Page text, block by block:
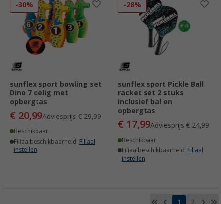
-30%
sunflex sport bowling set
Dino 7 delig met
opbergtas
€ 20,99Adviesprijs € 29,99
Beschikbaar
Filiaalbeschikbaarheid: Filiaal
instellen
-28%
sunflex sport Pickle Ball
racket set 2 stuks
inclusief bal en
opbergtas
€ 17,99Adviesprijs € 24,99
Beschikbaar
Filiaalbeschikbaarheid: Filiaal
instellen
1 2